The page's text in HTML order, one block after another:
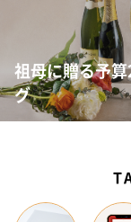
祖母に贈る予
グ